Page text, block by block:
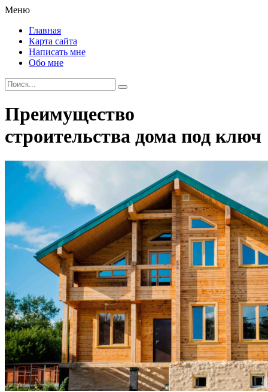
Меню
Главная
Карта сайта
Написать мне
Обо мне
Преимущество
строительства дома под ключ